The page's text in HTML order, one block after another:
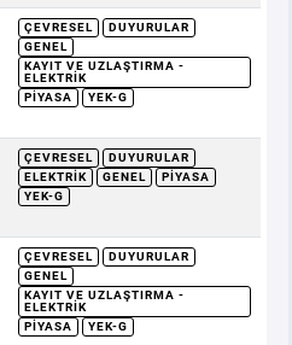
ÇEVRESEL
DUYURULAR
GENEL
KAYIT VE UZLAŞTIRMA -
ELEKTRIK
PIYASA
YEK-G
ÇEVRESEL
DUYURULAR
ELEKTRIK
GENEL
PIYASA
YEK-G
ÇEVRESEL
DUYURULAR
GENEL
KAYIT VE UZLAŞTIRMA -
ELEKTRIK
PIYASA
YEK-G